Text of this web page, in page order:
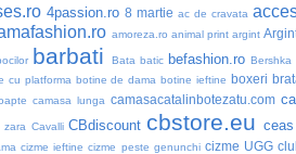
4passion.ro 8 martie ac de cravata
amoreza.ro animal print argint
barbati Bata batic befashion.ro Bershka
cu platforma botine de dama botine ieftine boxeri
camasa lunga camasacatalinbotezatu.com
zara Cavalli CBdiscount cbstore.eu ceas
cizme ieftine cizme peste genunchi cizme UGG